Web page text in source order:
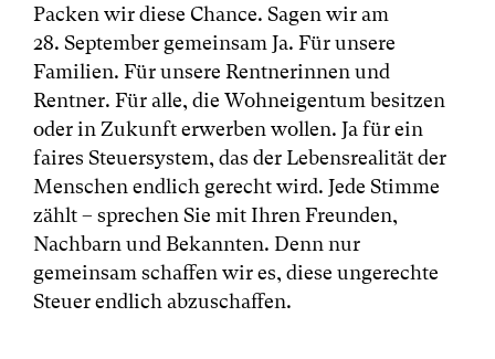
Packen wir diese Chance. Sagen wir am
28. September gemeinsam Ja. Für unsere
Familien. Für unsere Rentnerinnen und
Rentner. Für alle, die Wohneigentum besitzen
oder in Zukunft erwerben wollen. Ja für ein
faires Steuersystem, das der Lebensrealität der
Menschen endlich gerecht wird. Jede Stimme
zählt – sprechen Sie mit Ihren Freunden,
Nachbarn und Bekannten. Denn nur
gemeinsam schaffen wir es, diese ungerechte
Steuer endlich abzuschaffen.